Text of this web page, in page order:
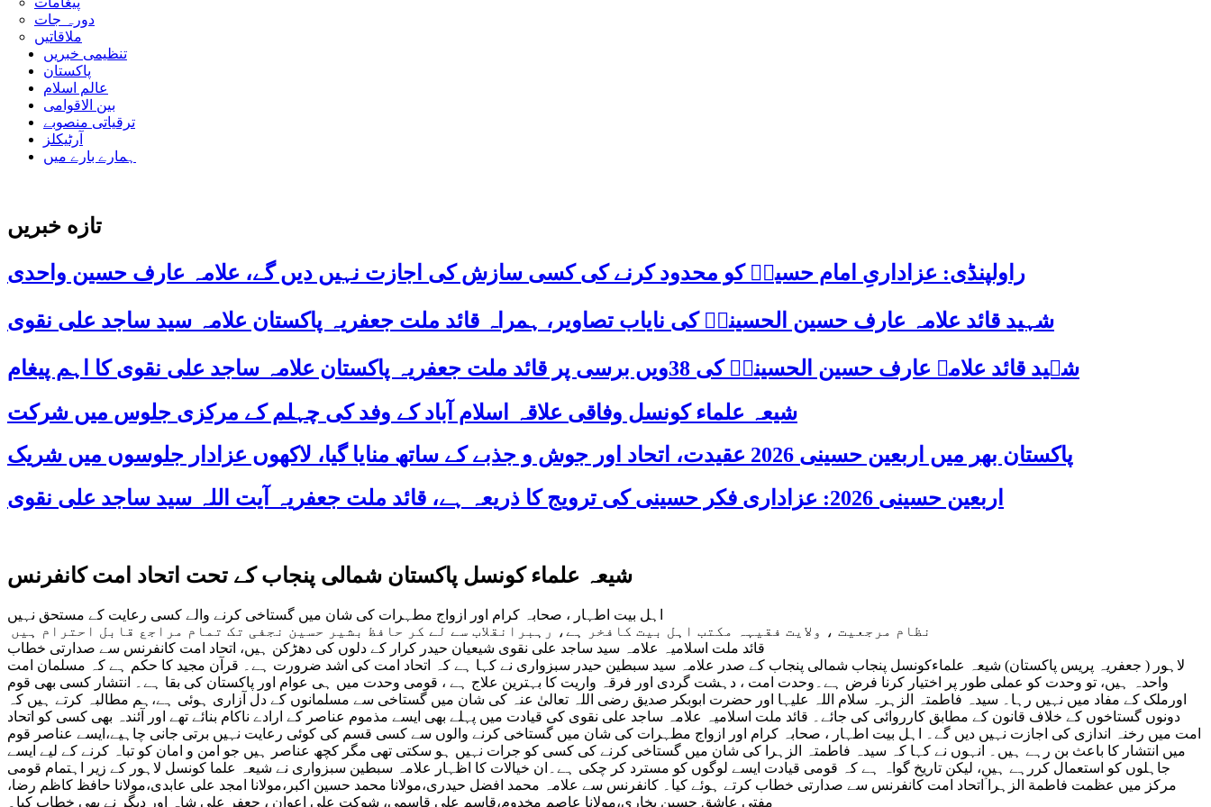
دورہ جات
ملاقاتیں
تنظیمی خبریں
پاکستان
عالم اسلام
بین الاقوامی
ترقیاتی منصوبے
آرٹیکلز
ہمارے بارے میں
تازه خبریں
راولپنڈی: عزاداریِ امام حسینؑ کو محدود کرنے کی کسی سازش کی اجازت نہیں دیں گے، علامہ عارف حسین واحدی
شہید قائد علامہ عارف حسین الحسینیؒ کی نایاب تصاویر، ہمراہ قائد ملت جعفریہ پاکستان علامہ سید ساجد علی نقوی
شہید قائد علامہ عارف حسین الحسینیؒ کی 38ویں برسی پر قائد ملت جعفریہ پاکستان علامہ ساجد علی نقوی کا اہم پیغام
شیعہ علماء کونسل وفاقی علاقہ اسلام آباد کے وفد کی چہلم کے مرکزی جلوس میں شرکت
پاکستان بھر میں اربعین حسینی 2026 عقیدت، اتحاد اور جوش و جذبے کے ساتھ منایا گیا، لاکھوں عزادار جلوسوں میں شریک
اربعین حسینی 2026: عزاداری فکر حسینی کی ترویج کا ذریعہ ہے، قائد ملت جعفریہ آیت اللہ سید ساجد علی نقوی
شیعہ علماء کونسل پاکستان شمالی پنجاب کے تحت اتحاد امت کانفرنس
اہل بیت اطہار ، صحابہ کرام اور ازواج مطہرات کی شان میں گستاخی کرنے والے کسی رعایت کے مستحق نہیں
نظام مرجعیت ، ولایت فقیہہ مکتب اہل بیت کافخر ہے، رہبرانقلاب سے لے کر حافظ بشیر حسین نجفی تک تمام مراجع قابل احترام ہیں
قائد ملت اسلامیہ علامہ سید ساجد علی نقوی شیعیان حیدر کرار کے دلوں کی دھڑکن ہیں، اتحاد امت کانفرنس سے صدارتی خطاب
لاہور ( جعفریہ پریس پاکستان) شیعہ علماءکونسل پنجاب شمالی پنجاب کے صدر علامہ سید سبطین حیدر سبزواری نے کہا ہے کہ اتحاد امت کی اشد ضرورت ہے۔ قرآن مجید کا حکم ہے کہ مسلمان امت
واحدہ ہیں، تو وحدت کو عملی طور پر اختیار کرنا فرض ہے۔وحدت امت ، دہشت گردی اور فرقہ واریت کا بہترین علاج ہے ، قومی وحدت میں ہی عوام اور پاکستان کی بقا ہے۔ انتشار کسی بھی قوم
اورملک کے مفاد میں نہیں رہا۔ سیدہ فاطمتہ الزہرہ سلام اللہ علیہا اور حضرت ابوبکر صدیق رضی اللہ تعالیٰ عنہ کی شان میں گستاخی سے مسلمانوں کے دل آزاری ہوئی ہے،ہم مطالبہ کرتے ہیں کہ
دونوں گستاخوں کے خلاف قانون کے مطابق کارروائی کی جائے۔ قائد ملت اسلامیہ علامہ ساجد علی نقوی کی قیادت میں پہلے بھی ایسے مذموم عناصر کے ارادے ناکام بنائے تھے اور آئندہ بھی کسی کو اتحاد
امت میں رخنہ اندازی کی اجازت نہیں دیں گے۔ اہل بیت اطہار ، صحابہ کرام اور ازواج مطہرات کی شان میں گستاخی کرنے والوں سے کسی قسم کی کوئی رعایت نہیں برتی جانی چاہیے،ایسے عناصر قوم
میں انتشار کا باعث بن رہے ہیں۔ انہوں نے کہا کہ سیدہ فاطمتہ الزہرا کی شان میں گستاخی کرنے کی کسی کو جرات نہیں ہو سکتی تھی مگر کچھ عناصر ہیں جو امن و امان کو تباہ کرنے کے لیے ایسے
جاہلوں کو استعمال کررہے ہیں، لیکن تاریخ گواہ ہے کہ قومی قیادت ایسے لوگوں کو مسترد کر چکی ہے۔ان خیالات کا اظہار علامہ سبطین سبزواری نے شیعہ علما کونسل لاہور کے زیر اہتمام قومی
مرکز میں عظمت فاطمة الزہرا ؑاتحاد امت کانفرنس سے صدارتی خطاب کرتے ہوئے کیا۔ کانفرنس سے علامہ محمد افضل حیدری،مولانا محمد حسین اکبر،مولانا امجد علی عابدی،مولانا حافظ کاظم رضا،
مفتی عاشق حسین بخاری،مولانا عاصم مخدوم،قاسم علی قاسمی، شوکت علی اعوان ، جعفر علی شاہ اور دیگر نے بھی خطاب کیا۔